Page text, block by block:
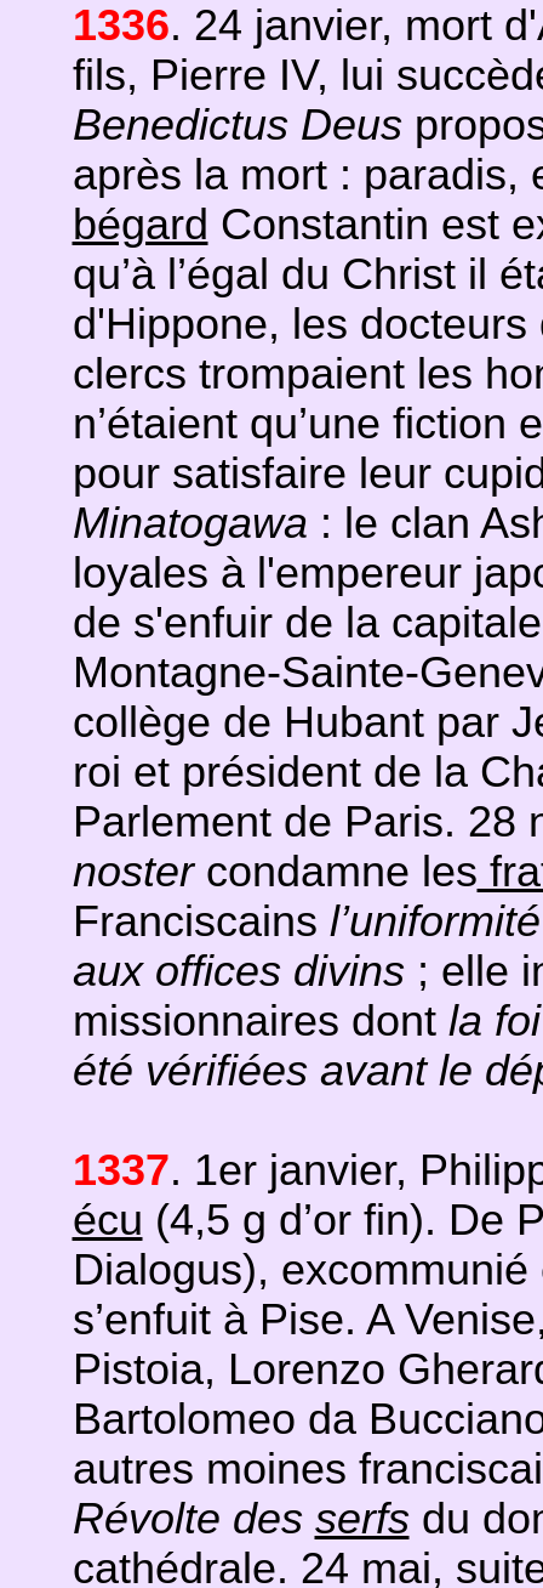
1336. 24 janvier, mort
fils, Pierre IV, lui
Benedictus Deus
après la mort : paradis,
bégard Constantin est
qu’à l’égal du Christ il
d'Hippone, les docteurs
clercs trompaient les
n’étaient qu’une fiction
pour satisfaire leur
Minatogawa : le clan
loyales à l'empereur
de s'enfuir de la
Montagne-Sainte-
collège de Hubant par
roi et président de la
Parlement de Paris. 28
nostercondamne les
Franciscains
aux offices divins; elle
missionnaires dont la
été vérifiées avant le
1337. 1er janvier,
écu (4,5 g d’or fin). De
Dialogus), excommunié
s’enfuit à Pise. A
Pistoia, Lorenzo
Bartolomeo da
autres moines
Révolte des serfsdu
cathédrale. 24 mai,